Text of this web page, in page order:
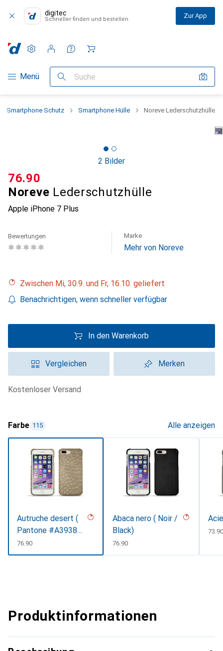
digitec
Schneller finden und bestellen Zur App
Navigation nach Kategorien
Menü Suche
Einstellungen
Kundenkonto
Vergleichslisten
Merklisten
Warenkorb
Smartphone Schutz Smartphone Hülle Noreve Lederschutzhülle
2 Bilder
Noreve Lederschutzhülle
Apple iPhone 7 Plus
CHF
76.90
Bewertungen Marke
Mehr von Noreve
Zwischen Mi, 30.9. und Fr, 16.10. geliefert
Benachrichtigen, wenn schneller verfügbar
In den Warenkorb
Vergleichen Merken
kostenloser Versand
Farbe 115 Alle anzeigen
Autruche desert (
Pantone #A39382
)
CHF
76.90
Abaca nero ( Noir /
Black)
CHF
76.90
CHF
73.90
Produktinformationen